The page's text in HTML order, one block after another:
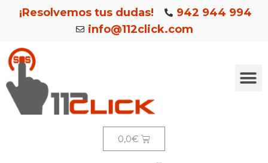
¡Resolvemos tus dudas!
942 944 994
info@112click.com
0,0€